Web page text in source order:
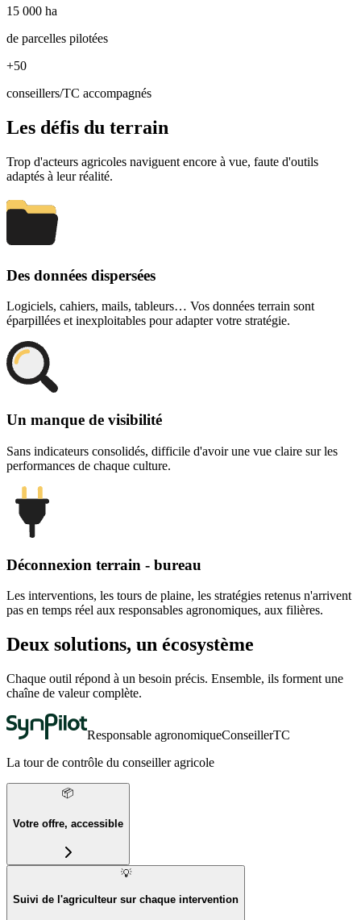
15 000 ha
de parcelles pilotées
+50
conseillers/TC accompagnés
Les défis du terrain
Trop d'acteurs agricoles naviguent encore à vue, faute d'outils
adaptés à leur réalité.
Des données dispersées
Logiciels, cahiers, mails, tableurs… Vos données terrain sont
éparpillées et inexploitables pour adapter votre stratégie.
Un manque de visibilité
Sans indicateurs consolidés, difficile d'avoir une vue claire sur les
performances de chaque culture.
Déconnexion terrain - bureau
Les interventions, les tours de plaine, les stratégies retenus n'arrivent
pas en temps réel aux responsables agronomiques, aux filières.
Deux solutions, un écosystème
Chaque outil répond à un besoin précis. Ensemble, ils forment une
chaîne de valeur complète.
Responsable agronomiqueConseillerTC
La tour de contrôle du conseiller agricole
📦
Votre offre, accessible
💡
Suivi de l'agriculteur sur chaque intervention